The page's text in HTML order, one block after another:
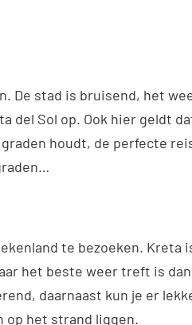
De stad is bruisend, het
del Sol op. Ook hier geldt
houdt, de perfecte
te bezoeken. Kreta
het beste weer treft is
daarnaast kun je er
op het strand liggen.